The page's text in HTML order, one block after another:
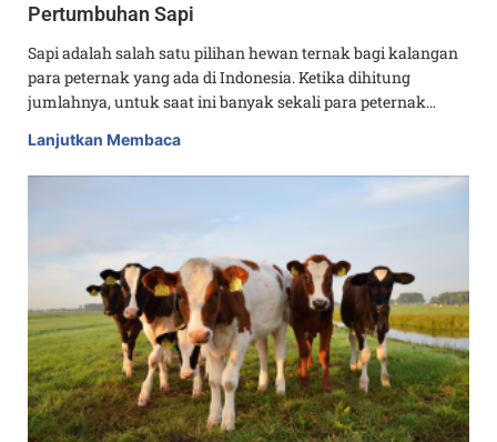
Pertumbuhan Sapi
Sapi adalah salah satu pilihan hewan ternak bagi kalangan
para peternak yang ada di Indonesia. Ketika dihitung
jumlahnya, untuk saat ini banyak sekali para peternak…
Lanjutkan Membaca